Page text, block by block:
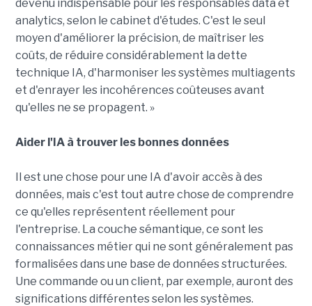
devenu indispensable pour les responsables data et
analytics, selon le cabinet d'études. C'est le seul
moyen d'améliorer la précision, de maîtriser les
coûts, de réduire considérablement la dette
technique IA, d'harmoniser les systèmes multiagents
et d'enrayer les incohérences coûteuses avant
qu'elles ne se propagent. »
Aider l'IA à trouver les bonnes données
Il est une chose pour une IA d'avoir accès à des
données, mais c'est tout autre chose de comprendre
ce qu'elles représentent réellement pour
l'entreprise. La couche sémantique, ce sont les
connaissances métier qui ne sont généralement pas
formalisées dans une base de données structurées.
Une commande ou un client, par exemple, auront des
significations différentes selon les systèmes.